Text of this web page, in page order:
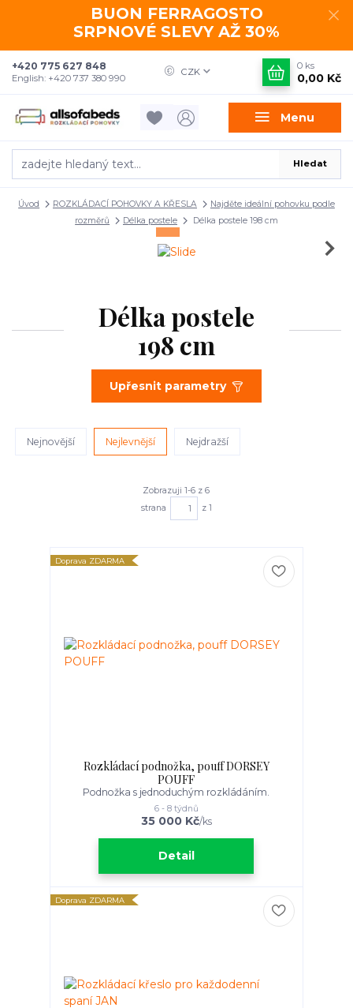
BUON FERRAGOSTO
SRPNOVÉ SLEVY AŽ 30%
Menu
CZK
Hledat
+420 775 627 848
English: +420 737 380 990
0 ks
0,00 Kč
Úvod ROZKLÁDACÍ POHOVKY A KŘESLA
Najděte ideální pohovku podle
rozměrů
Délka postele Délka postele 198 cm
Délka postele
198 cm
Upřesnit parametry
Nejnovější Nejlevnější Nejdražší
Zobrazuji 1-6 z 6
strana
z 1
Doprava ZDARMA
Rozkládací podnožka, pouff DORSEY
POUFF
Podnožka s jednoduchým rozkládáním.
35 000 Kč/ks
6 - 8 týdnů
Detail
Doprava ZDARMA